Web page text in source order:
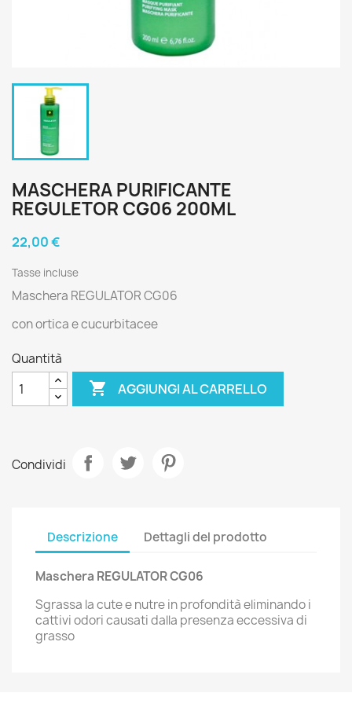
MASCHERA PURIFICANTE
REGULETOR CG06 200ML
22,00 €
Tasse incluse
Maschera REGULATOR CG06
con ortica e cucurbitacee
Quantità
 AGGIUNGI AL CARRELLO
Condividi
Descrizione Dettagli del prodotto
Maschera REGULATOR CG06
Sgrassa la cute e nutre in profondità eliminando i
cattivi odori causati dalla presenza eccessiva di
grasso